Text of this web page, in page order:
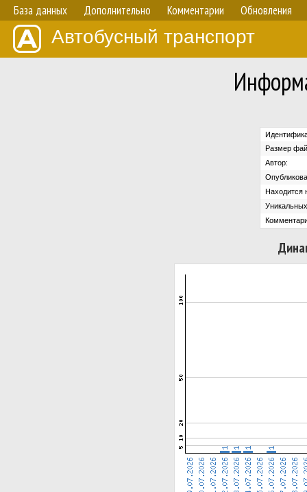
База данных Дополнительно Комментарии Обновления
Автобусный транспорт
Размер
Автор:
Находится